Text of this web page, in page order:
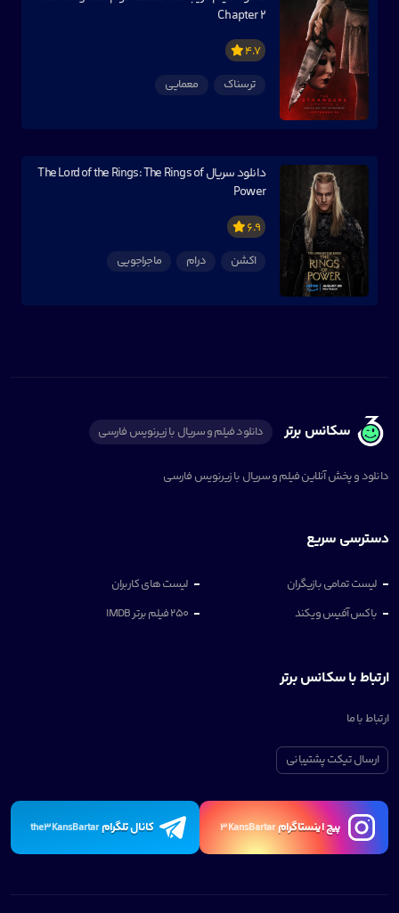
Chapter 2
4.7
ترسناک
معمایی
دانلود سریال The Lord of the Rings: The Rings of
Power
6.9
اکشن
درام ماجراجویی
سکانس برتر دانلود فیلم و سریال با زیرنویس فارسی
دانلود و پخش آنلاین فیلم و سریال با زیرنویس فارسی
دسترسی سریع
لیست تمامی بازیگران
لیست های کاربران
باکس آفیس ویکند
250 فیلم برتر IMDB
ارتباط با سکانس برتر
ارتباط با ما
ارسال تیکت پشتیبانی
پیچ اینستاگرام3KansBartar کانال تلگرامthe3KansBartar